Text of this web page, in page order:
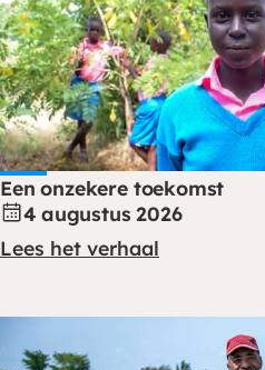
Een onzekere toekomst
4 augustus 2026
Lees het verhaal